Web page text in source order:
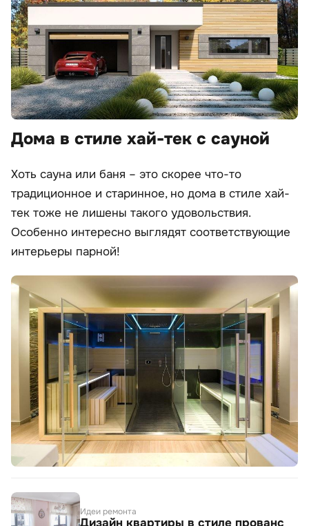
Дома в стиле хай-тек с сауной
Хоть сауна или баня – это скорее что-то
традиционное и старинное, но дома в стиле хай-
тек тоже не лишены такого удовольствия.
Особенно интересно выглядят соответствующие
интерьеры парной!
Идеи ремонта
Дизайн квартиры в стиле прованс